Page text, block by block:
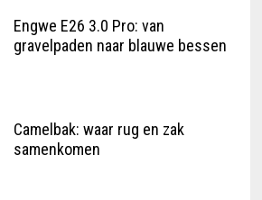
Engwe E26 3.0 Pro: van
gravelpaden naar blauwe bessen
Camelbak: waar rug en zak
samenkomen